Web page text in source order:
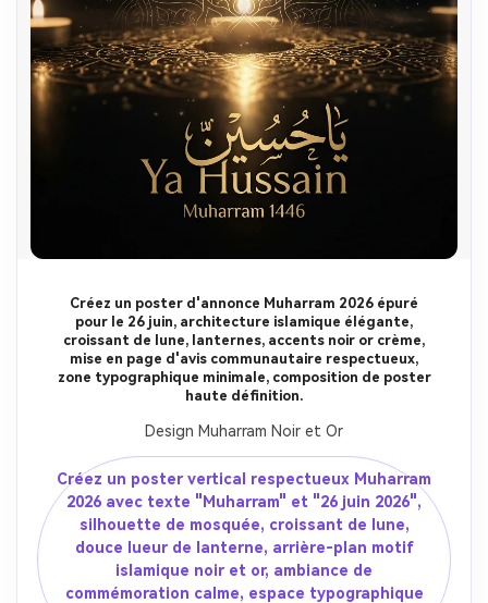
Créez un poster d'annonce Muharram 2026 épuré
pour le 26 juin, architecture islamique élégante,
croissant de lune, lanternes, accents noir or crème,
mise en page d'avis communautaire respectueux,
zone typographique minimale, composition de poster
haute définition.
Design Muharram Noir et Or
Créez un poster vertical respectueux Muharram
2026 avec texte "Muharram" et "26 juin 2026",
silhouette de mosquée, croissant de lune,
douce lueur de lanterne, arrière-plan motif
islamique noir et or, ambiance de
commémoration calme, espace typographique
Créez des images IA
à l’infini. 100 %
gratuit!
Créer Gratuitement →